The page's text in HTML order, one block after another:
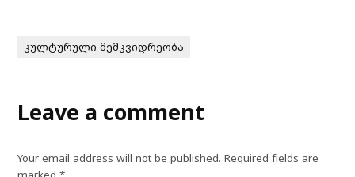
კულტურული მემკვიდრეობა
Leave a comment
Your email address will not be published. Required fields are